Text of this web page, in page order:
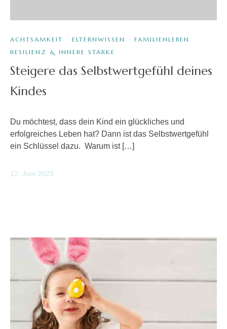
ACHTSAMKEIT · ELTERNWISSEN · FAMILIENLEBEN
·
RESILIENZ & INNERE STÄRKE
Steigere das Selbstwertgefühl deines
Kindes
Du möchtest, dass dein Kind ein glückliches und
erfolgreiches Leben hat? Dann ist das Selbstwertgefühl
ein Schlüssel dazu. Warum ist […]
12. Juni 2023